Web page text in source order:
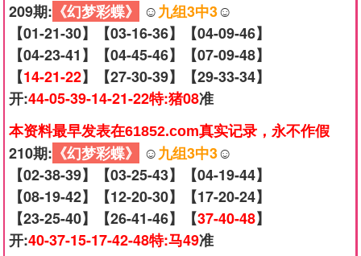
209期: 《幻梦彩蝶》 ☺️九组3中3☺️
【01-21-30】【03-16-36】【04-09-46】
【04-23-41】【04-45-46】【07-09-48】
【14-21-22】【27-30-39】【29-33-34】
开:44-05-39-14-21-22特:猪08准
本资料最早发表在61852.com真实记录，永不作假
210期: 《幻梦彩蝶》 ☺️九组3中3☺️
【02-38-39】【03-25-43】【04-19-44】
【08-19-42】【12-20-30】【17-20-24】
【23-25-40】【26-41-46】【37-40-48】
开:40-37-15-17-42-48特:马49准